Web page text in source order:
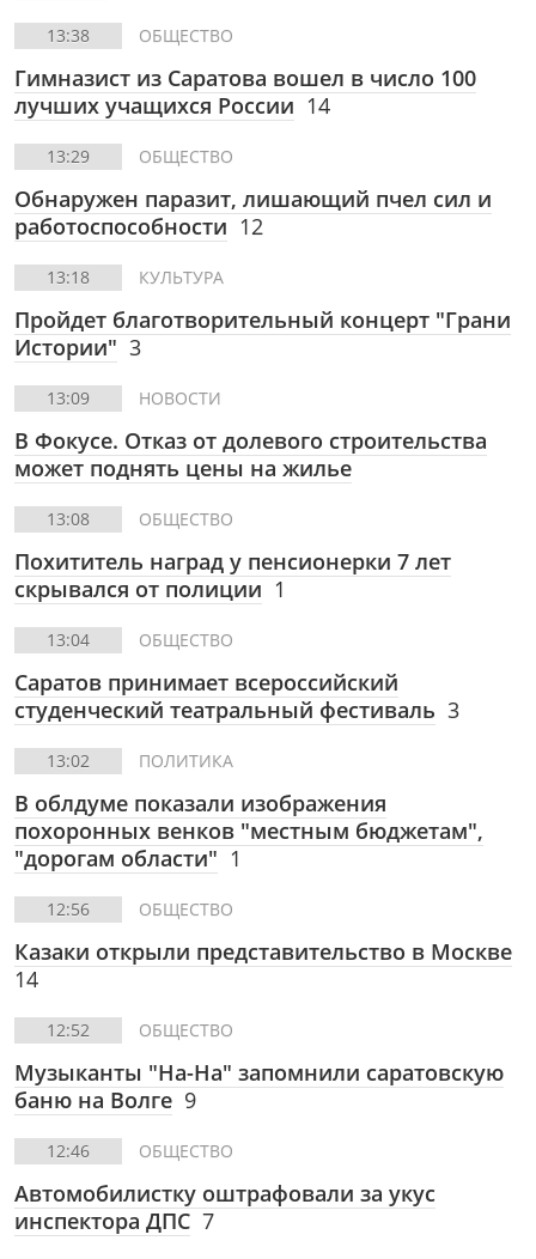
13:38 ОБЩЕСТВО
Гимназист из Саратова вошел в число 100
лучших учащихся России 14
13:29 ОБЩЕСТВО
Обнаружен паразит, лишающий пчел сил и
работоспособности 12
13:18 КУЛЬТУРА
Пройдет благотворительный концерт "Грани
Истории" 3
13:09 НОВОСТИ
В Фокусе. Отказ от долевого строительства
может поднять цены на жилье
13:08 ОБЩЕСТВО
Похититель наград у пенсионерки 7 лет
скрывался от полиции 1
13:04 ОБЩЕСТВО
Саратов принимает всероссийский
студенческий театральный фестиваль 3
13:02 ПОЛИТИКА
В облдуме показали изображения
похоронных венков "местным бюджетам",
"дорогам области" 1
12:56 ОБЩЕСТВО
Казаки открыли представительство в Москве
14
12:52 ОБЩЕСТВО
Музыканты "На-На" запомнили саратовскую
баню на Волге 9
12:46 ОБЩЕСТВО
Автомобилистку оштрафовали за укус
инспектора ДПС 7